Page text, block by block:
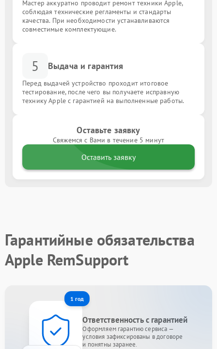
Мастер аккуратно проводит ремонт техники Apple,
соблюдая технические регламенты и стандарты
качества. При необходимости устанавливаются
совместимые комплектующие.
5 Выдача и гарантия
Перед выдачей устройство проходит итоговое
тестирование, после чего вы получаете исправную
технику Apple с гарантией на выполненные работы.
Оставьте заявку
Свяжемся с Вами в течение 5 минут
Оставить заявку
Гарантийные обязательства
Apple RemSupport
1 год
Ответственность с гарантией
Оформляем гарантию сервиса —
условия зафиксированы в договоре
и понятны заранее.